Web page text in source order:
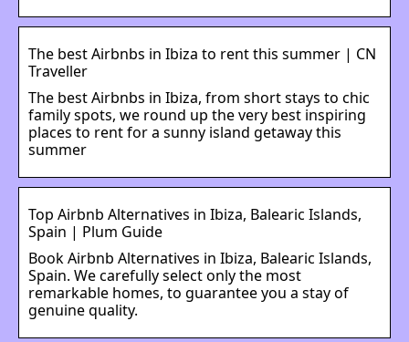
The best Airbnbs in Ibiza to rent this summer | CN
Traveller
The best Airbnbs in Ibiza, from short stays to chic
family spots, we round up the very best inspiring
places to rent for a sunny island getaway this
summer
Top Airbnb Alternatives in Ibiza, Balearic Islands,
Spain | Plum Guide
Book Airbnb Alternatives in Ibiza, Balearic Islands,
Spain. We carefully select only the most
remarkable homes, to guarantee you a stay of
genuine quality.